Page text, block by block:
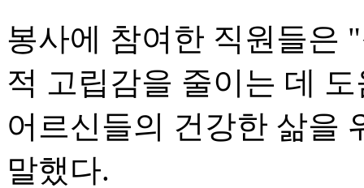
봉사에 참여한 직원들은
적 고립감을 줄이는 데
어르신들의 건강한 삶을
말했다.